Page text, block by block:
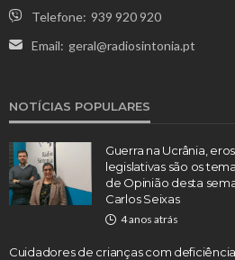
Telefone: 939 920 920
Email: geral@radiosintonia.pt
NOTÍCIAS POPULARES
Guerra na Ucrânia,
legislativas são os
de Opinião desta
Carlos Seixas
4 anos atrás
Cuidadores de crianças com